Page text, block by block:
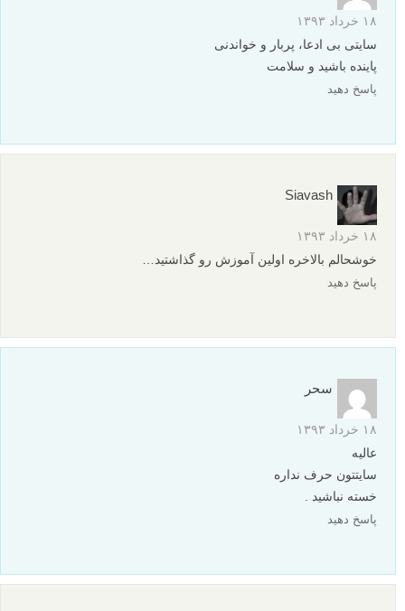
۱۸ خرداد ۱۳۹۳
سایتی بی ادعا، پربار و خواندنی
پاینده باشید و سلامت
پاسخ دهید
Siavash
۱۸ خرداد ۱۳۹۳
خوشحالم بالاخره اولین آموزش رو گذاشتید…
پاسخ دهید
سحر
۱۸ خرداد ۱۳۹۳
عالیه
سایتتون حرف نداره
خسته نباشید .
پاسخ دهید